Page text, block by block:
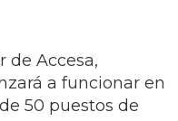
de Accesa,
a funcionar en
50 puestos de